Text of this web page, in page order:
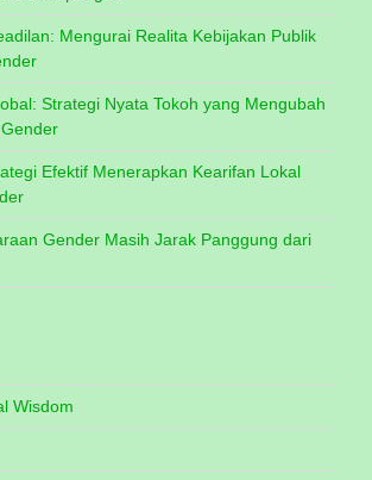
Mengurai Realita Kebijakan Publik
Strategi Nyata Tokoh yang Mengubah
Efektif Menerapkan Kearifan Lokal
Gender Masih Jarak Panggung dari
Wisdom